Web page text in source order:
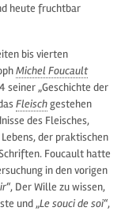
heute fruchtbar
bis vierten
Michel Foucault
4 seiner „Geschichte der
Fleischgestehen
des Fleisches,
der praktischen
Foucault hatte
in den vorigen
“, Der Wille zu wissen,
und „Le souci de soi“,